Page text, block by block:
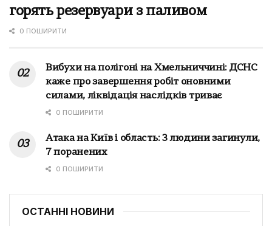
горять резервуари з паливом
0 ПОШИРИТИ
Вибухи на полігоні на Хмельниччині: ДСНС
каже про завершення робіт оновними
силами, ліквідація наслідків триває
0 ПОШИРИТИ
Атака на Київ і область: 3 людини загинули,
7 поранених
0 ПОШИРИТИ
ОСТАННІ НОВИНИ